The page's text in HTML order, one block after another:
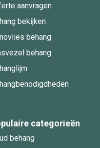
aanvragen
bekijken
behang
behang
categorieën
behang